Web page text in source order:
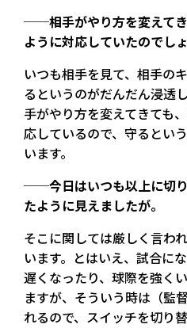
──相手がやり方を変えて
ように対応していたのでし
いつも相手を見て、相手の
るというのがだんだん浸透
手がやり方を変えてきても
応しているので、守るとい
います。
──今日はいつも以上に切
たように見えましたが。
そこに関しては厳しく言わ
います。とはいえ、試合に
遅くなったり、球際を強く
ますが、そういう時は（監
れるので、スイッチを切り